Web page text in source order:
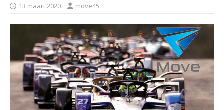
13 maart 2020 move45